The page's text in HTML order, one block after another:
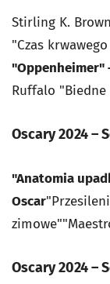
Stirling K.
"Czas
"Oppenheimer"
Ruffalo
Oscary 2024 –
"Anatomia
Oscar
Oscary 2024 –